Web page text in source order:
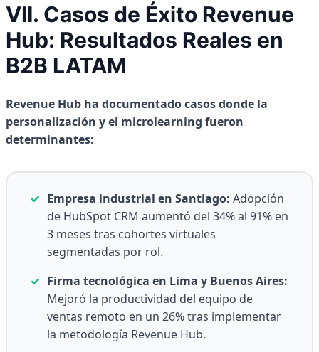
VII. Casos de Éxito Revenue
Hub: Resultados Reales en
B2B LATAM
Revenue Hub ha documentado casos donde la
personalización y el microlearning fueron
determinantes:
✓ Empresa industrial en Santiago: Adopción
de HubSpot CRM aumentó del 34% al 91% en
3 meses tras cohortes virtuales
segmentadas por rol.
✓ Firma tecnológica en Lima y Buenos Aires:
Mejoró la productividad del equipo de
ventas remoto en un 26% tras implementar
la metodología Revenue Hub.